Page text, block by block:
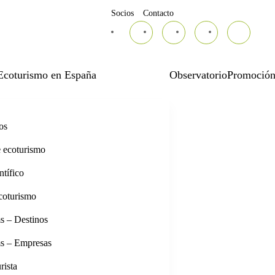
Socios Contacto
en España
ecoturismo
– Destinos
– Empresas
ObservatorioPromoción